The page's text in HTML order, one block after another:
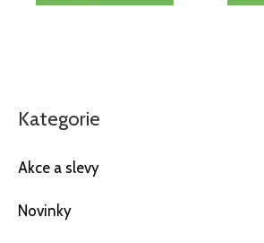
Kategorie
Akce a slevy
Novinky